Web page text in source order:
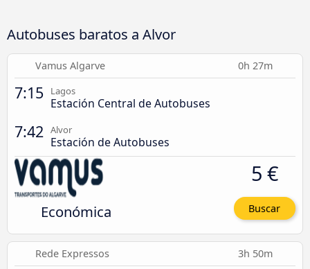
Autobuses baratos a Alvor
Vamus Algarve 0h 27m
7:15 Lagos
Estación Central de Autobuses
7:42 Alvor
Estación de Autobuses
Económica
5 €
Buscar
Rede Expressos 3h 50m